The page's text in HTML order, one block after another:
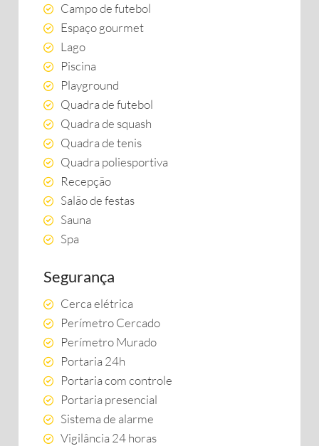
Campo de futebol
Espaço gourmet
Lago
Piscina
Playground
Quadra de futebol
Quadra de squash
Quadra de tenis
Quadra poliesportiva
Recepção
Salão de festas
Sauna
Spa
Segurança
Cerca elétrica
Perímetro Cercado
Perímetro Murado
Portaria 24h
Portaria com controle
Portaria presencial
Sistema de alarme
Vigilância 24 horas